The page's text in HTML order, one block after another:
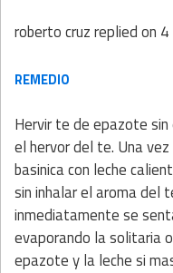
roberto cruzreplied on
REMEDIO
Hervir te de epazote
el hervor del te. Una
basinica con leche
sin inhalar el aroma del
inmediatamente se
evaporando la solitaria
epazote y la leche si